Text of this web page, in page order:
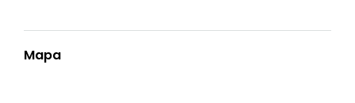
Mapa